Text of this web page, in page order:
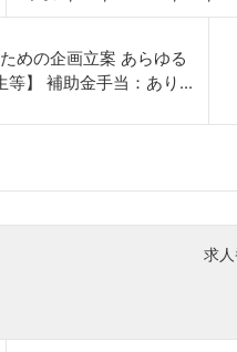
めの企画立案 あらゆる
】 補助金手当：あり...
求